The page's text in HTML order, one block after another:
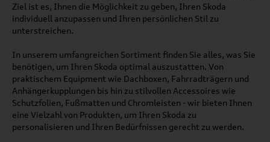
Ziel ist es, Ihnen die Möglichkeit zu geben, Ihren Skoda
individuell anzupassen und Ihren persönlichen Stil zu
unterstreichen.
In unserem umfangreichen Sortiment finden Sie alles, was Sie
benötigen, um Ihren Skoda optimal auszustatten. Von
praktischem Equipment wie Dachboxen, Fahrradträgern und
Anhängerkupplungen bis hin zu stilvollen Accessoires wie
Schutzfolien, Fußmatten und Chromleisten - wir bieten Ihnen
eine Vielzahl von Produkten, um Ihren Skoda zu
personalisieren und Ihren Bedürfnissen gerecht zu werden.